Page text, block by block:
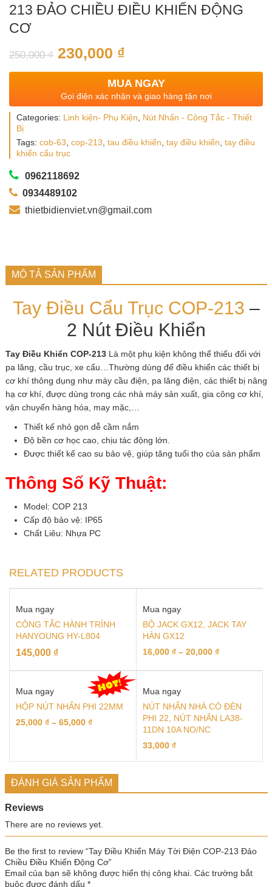
213 ĐẢO CHIỀU ĐIỀU KHIỂN ĐỘNG
CƠ
250,000₫ 230,000 ₫
MUA NGAY
Gọi điện xác nhận và giao hàng tận nơi
Categories: Linh kiện- Phụ Kiện
Nút Nhấn - Công Tắc - Thiết
Bị
Tags: cob-63 cop-213 tau điều khiển tay điều khiển tay điều
khiển cẩu trục
0962118692
0934489102
thietbidienviet.vn@gmail.com
MÔ TẢ SẢN PHẨM
Tay Điều Cẩu Trục COP-213 –
2 Nút Điều Khiển
Tay Điều Khiển COP-213Là một phụ kiện không thể thiếu đối với
pa lăng, cầu trục, xe cẩu…Thường dùng để điều khiển các thiết bị
cơ khí thông dụng như máy cầu điện, pa lăng điện, các thiết bị nâng
hạ cơ khí, được dùng trong các nhà máy sản xuất, gia công cơ khí,
vận chuyển hàng hóa, may mặc,…
Thiết kế nhỏ gọn dễ cầm nắm
Độ bền cơ học cao, chịu tác động lớn.
Được thiết kế cao su bảo vệ, giúp tăng tuổi thọ của sản phẩm
Thông Số Kỹ Thuật:
Model: COP 213
Cấp độ bảo vệ: IP65
Chất Liêu: Nhựa PC
RELATED PRODUCTS
Mua ngay
CÔNG TẮC HÀNH TRÌNH
HANYOUNG HY-L804
145,000 ₫
Mua ngay
BỘ JACK GX12, JACK TAY
HÀN GX12
16,000 ₫ – 20,000 ₫
Mua ngay
HỘP NÚT NHẤN PHI 22MM
25,000 ₫ – 65,000 ₫
Mua ngay
NÚT NHẤN NHẢ CÓ ĐÈN
PHI 22, NÚT NHẤN LA38-
11DN 10A NO/NC
33,000 ₫
ĐÁNH GIÁ SẢN PHẨM
Reviews
There are no reviews yet.
Be the first to review “Tay Điều Khiển Máy Tời Điện COP-213 Đảo
Chiều Điều Khiển Động Cơ”
Email của bạn sẽ không được hiển thị công khai. Các trường bắt
buộc được đánh dấu *